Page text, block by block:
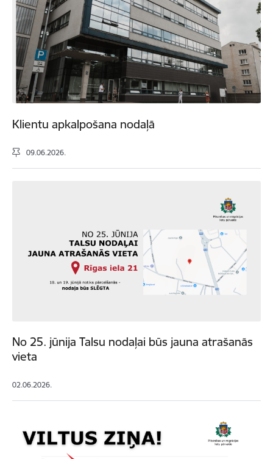
Klientu apkalpošana nodaļā
09.06.2026.
No 25. jūnija Talsu nodaļai būs jauna atrašanās
vieta
02.06.2026.